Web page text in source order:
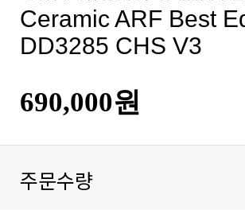
DD3285 CHS V3
690,000원
주문수량